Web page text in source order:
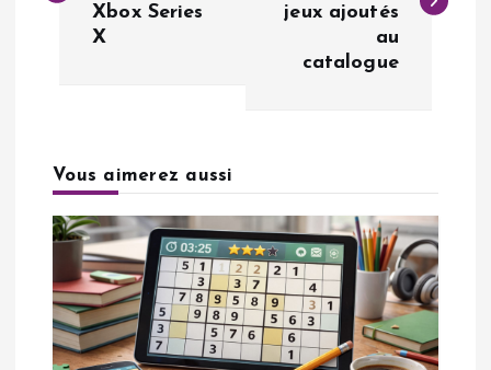
a
t
o
Xbox Series
X
jeux ajoutés
au
catalogue
Vous aimerez aussi